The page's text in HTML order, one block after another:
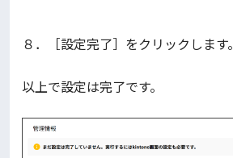
８．［設定完了］をクリックします。
以上で設定は完了です。